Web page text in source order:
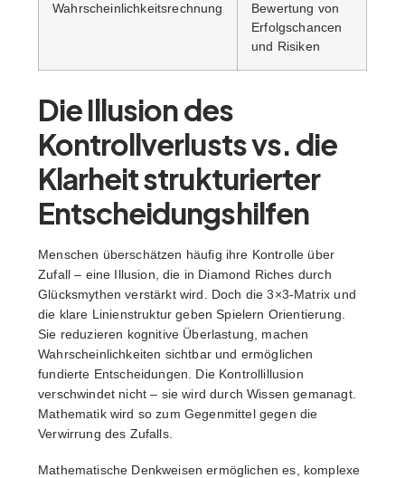
Wahrscheinlichkeitsrechnung
Bewertung von
Erfolgschancen
und Risiken
Die Illusion des
Kontrollverlusts vs. die
Klarheit strukturierter
Entscheidungshilfen
Menschen überschätzen häufig ihre Kontrolle über
Zufall – eine Illusion, die in Diamond Riches durch
Glücksmythen verstärkt wird. Doch die 3×3-Matrix und
die klare Linienstruktur geben Spielern Orientierung.
Sie reduzieren kognitive Überlastung, machen
Wahrscheinlichkeiten sichtbar und ermöglichen
fundierte Entscheidungen. Die Kontrollillusion
verschwindet nicht – sie wird durch Wissen gemanagt.
Mathematik wird so zum Gegenmittel gegen die
Verwirrung des Zufalls.
Mathematische Denkweisen ermöglichen es, komplexe